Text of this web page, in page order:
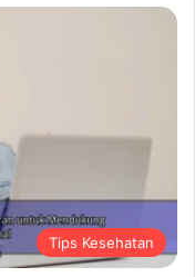
Tips Kesehatan